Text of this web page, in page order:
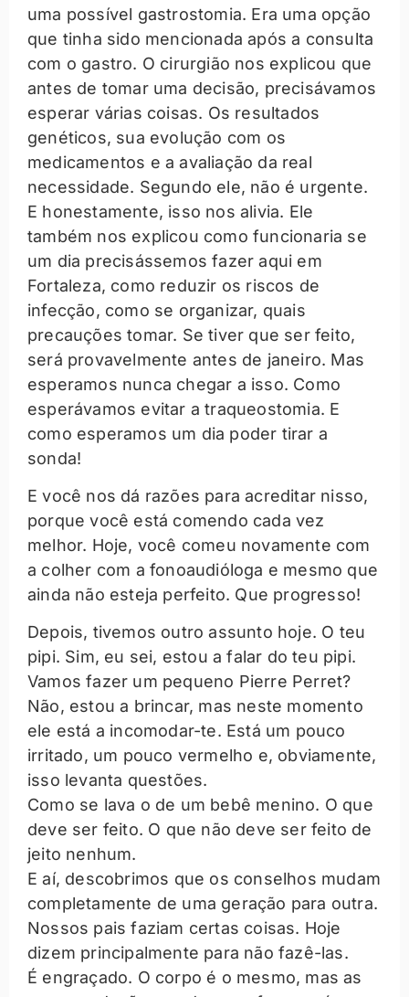
uma possível gastrostomia. Era uma opção
que tinha sido mencionada após a consulta
com o gastro. O cirurgião nos explicou que
antes de tomar uma decisão, precisávamos
esperar várias coisas. Os resultados
genéticos, sua evolução com os
medicamentos e a avaliação da real
necessidade. Segundo ele, não é urgente.
E honestamente, isso nos alivia. Ele
também nos explicou como funcionaria se
um dia precisássemos fazer aqui em
Fortaleza, como reduzir os riscos de
infecção, como se organizar, quais
precauções tomar. Se tiver que ser feito,
será provavelmente antes de janeiro. Mas
esperamos nunca chegar a isso. Como
esperávamos evitar a traqueostomia. E
como esperamos um dia poder tirar a
sonda!
E você nos dá razões para acreditar nisso,
porque você está comendo cada vez
melhor. Hoje, você comeu novamente com
a colher com a fonoaudióloga e mesmo que
ainda não esteja perfeito. Que progresso!
Depois, tivemos outro assunto hoje. O teu
pipi. Sim, eu sei, estou a falar do teu pipi.
Vamos fazer um pequeno Pierre Perret?
Não, estou a brincar, mas neste momento
ele está a incomodar-te. Está um pouco
irritado, um pouco vermelho e, obviamente,
isso levanta questões.
Como se lava o de um bebê menino. O que
deve ser feito. O que não deve ser feito de
jeito nenhum.
E aí, descobrimos que os conselhos mudam
completamente de uma geração para outra.
Nossos pais faziam certas coisas. Hoje
dizem principalmente para não fazê-las.
É engraçado. O corpo é o mesmo, mas as